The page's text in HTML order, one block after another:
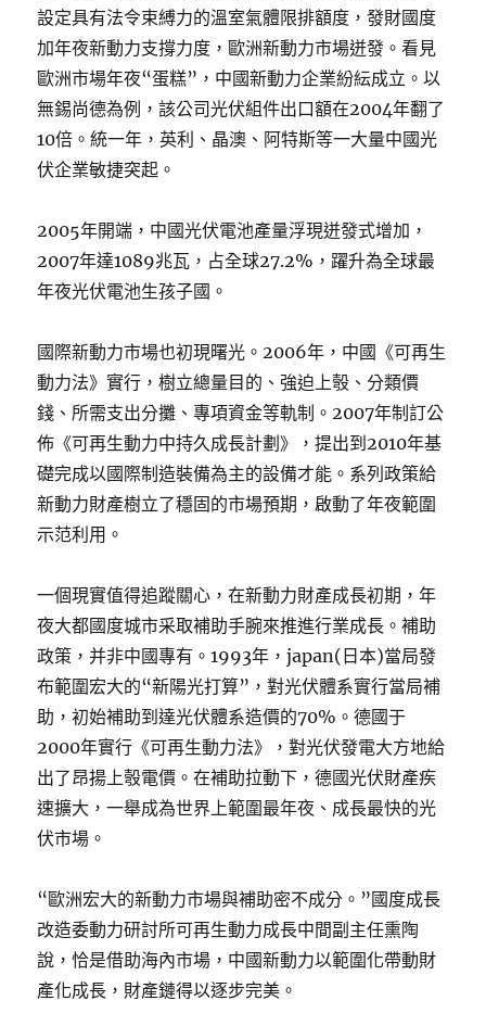
設定具有法令束縛力的溫室氣體限排額度，發財國度
加年夜新動力支撐力度，歐洲新動力市場迸發。看見
歐洲市場年夜“蛋糕”，中國新動力企業紛紜成立。以
無錫尚德為例，該公司光伏組件出口額在2004年翻了
10倍。統一年，英利、晶澳、阿特斯等一大量中國光
伏企業敏捷突起。
2005年開端，中國光伏電池產量浮現迸發式增加，
2007年達1089兆瓦，占全球27.2%，躍升為全球最
年夜光伏電池生孩子國。
國際新動力市場也初現曙光。2006年，中國《可再生
動力法》實行，樹立總量目的、強迫上彀、分類價
錢、所需支出分攤、專項資金等軌制。2007年制訂公
佈《可再生動力中持久成長計劃》，提出到2010年基
礎完成以國際制造裝備為主的設備才能。系列政策給
新動力財產樹立了穩固的市場預期，啟動了年夜範圍
示范利用。
一個現實值得追蹤關心，在新動力財產成長初期，年
夜大都國度城市采取補助手腕來推進行業成長。補助
政策，并非中國專有。1993年，japan(日本)當局發
布範圍宏大的“新陽光打算”，對光伏體系實行當局補
助，初始補助到達光伏體系造價的70%。德國于
2000年實行《可再生動力法》，對光伏發電大方地給
出了昂揚上彀電價。在補助拉動下，德國光伏財產疾
速擴大，一舉成為世界上範圍最年夜、成長最快的光
伏市場。
“歐洲宏大的新動力市場與補助密不成分。”國度成長
改造委動力研討所可再生動力成長中間副主任熏陶
說，恰是借助海內市場，中國新動力以範圍化帶動財
產化成長，財產鏈得以逐步完美。